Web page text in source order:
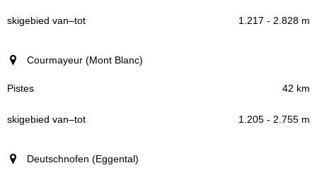
1.217 - 2.828 m
Courmayeur (Mont Blanc)
42 km
1.205 - 2.755 m
Deutschnofen (Eggental)